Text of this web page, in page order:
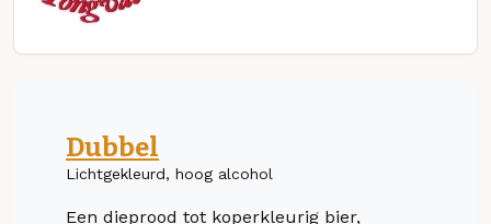
Dubbel
Lichtgekleurd, hoog alcohol
Een dieprood tot koperkleurig bier,